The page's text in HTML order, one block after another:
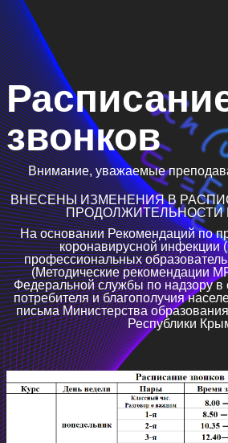
звонков
Внимание, уважаемые
ВНЕСЕНЫ ИЗМЕНЕНИЯ В
ПРОДОЛЖИТЕЛЬНОСТИ
На основании Рекомендаций по
коронавирусной инфекции
профессиональных
(Методические рекомендации
Федеральной службы по надзору
потребителя и благополучия
письма Министерства
Республики